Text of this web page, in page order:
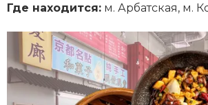
Где находится: м. Арбатская, м.